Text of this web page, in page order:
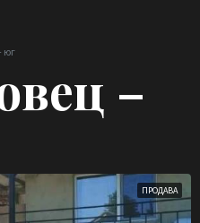
юг
–
ПРОДАВА